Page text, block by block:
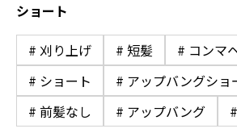
ショート
# 刈り上げ # 短髪
# コンマ
# ショート
# アップバングショ
# 前髪なし
# アップバング